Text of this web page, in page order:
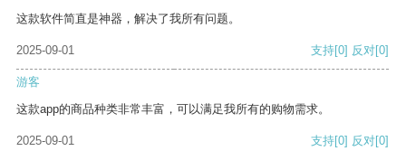
这款软件简直是神器，解决了我所有问题。
2025-09-01 支持[0] 反对[0]
游客
这款app的商品种类非常丰富，可以满足我所有的购物需求。
2025-09-01 支持[0] 反对[0]